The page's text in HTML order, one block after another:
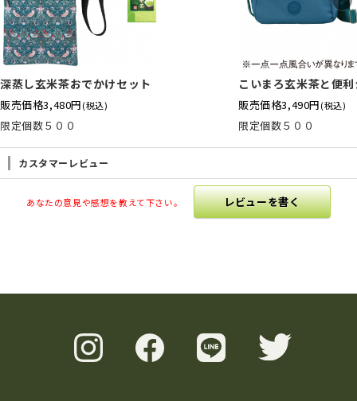
深蒸し玄米茶おでかけセット
販売価格3,480円(税込)
限定個数５００
こいまろ玄米茶と便
販売価格3,490円(税込)
限定個数５００
カスタマーレビュー
あなたの意見や感想を教えて下さい。 レビューを書く